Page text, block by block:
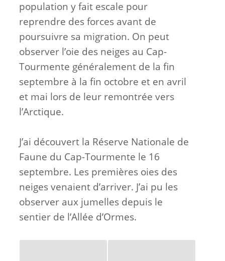
population y fait escale pour
reprendre des forces avant de
poursuivre sa migration. On peut
observer l’oie des neiges au Cap-
Tourmente généralement de la fin
septembre à la fin octobre et en avril
et mai lors de leur remontrée vers
l’Arctique.
J’ai découvert la Réserve Nationale de
Faune du Cap-Tourmente le 16
septembre. Les premières oies des
neiges venaient d’arriver. J’ai pu les
observer aux jumelles depuis le
sentier de l’Allée d’Ormes.